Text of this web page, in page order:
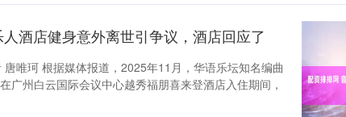
酒店健身意外离世引争议，酒店回应了
唯珂 根据媒体报道，2025年11月，华语乐坛知名编曲
广州白云国际会议中心越秀福朋喜来登酒店入住期间，